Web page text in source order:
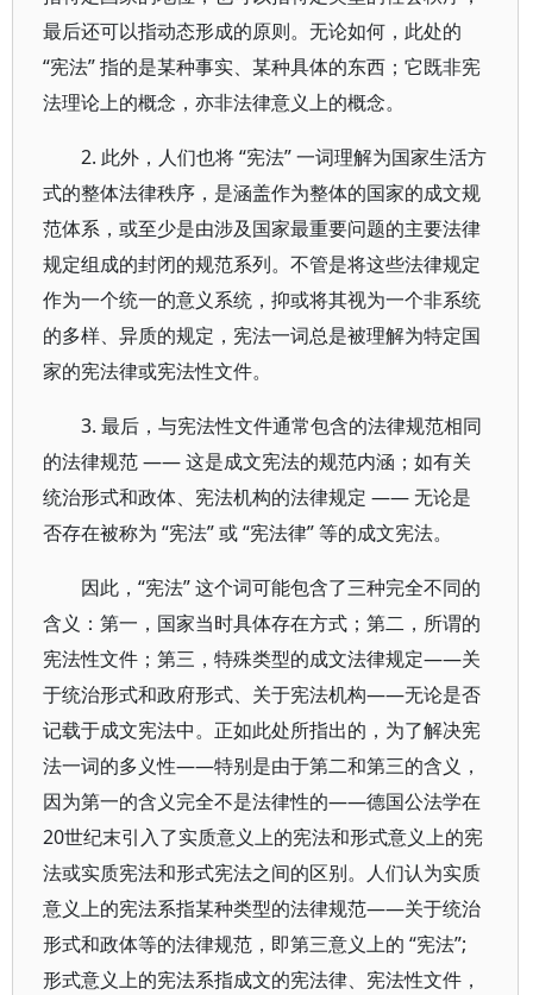
最后还可以指动态形成的原则。无论如何，此处的
“宪法” 指的是某种事实、某种具体的东西；它既非宪
法理论上的概念，亦非法律意义上的概念。
2. 此外，人们也将 “宪法” 一词理解为国家生活方
式的整体法律秩序，是涵盖作为整体的国家的成文规
范体系，或至少是由涉及国家最重要问题的主要法律
规定组成的封闭的规范系列。不管是将这些法律规定
作为一个统一的意义系统，抑或将其视为一个非系统
的多样、异质的规定，宪法一词总是被理解为特定国
家的宪法律或宪法性文件。
3. 最后，与宪法性文件通常包含的法律规范相同
的法律规范 —— 这是成文宪法的规范内涵；如有关
统治形式和政体、宪法机构的法律规定 —— 无论是
否存在被称为 “宪法” 或 “宪法律” 等的成文宪法。
因此，“宪法” 这个词可能包含了三种完全不同的
含义：第一，国家当时具体存在方式；第二，所谓的
宪法性文件；第三，特殊类型的成文法律规定——关
于统治形式和政府形式、关于宪法机构——无论是否
记载于成文宪法中。正如此处所指出的，为了解决宪
法一词的多义性——特别是由于第二和第三的含义，
因为第一的含义完全不是法律性的——德国公法学在
20世纪末引入了实质意义上的宪法和形式意义上的宪
法或实质宪法和形式宪法之间的区别。人们认为实质
意义上的宪法系指某种类型的法律规范——关于统治
形式和政体等的法律规范，即第三意义上的 “宪法”;
形式意义上的宪法系指成文的宪法律、宪法性文件，